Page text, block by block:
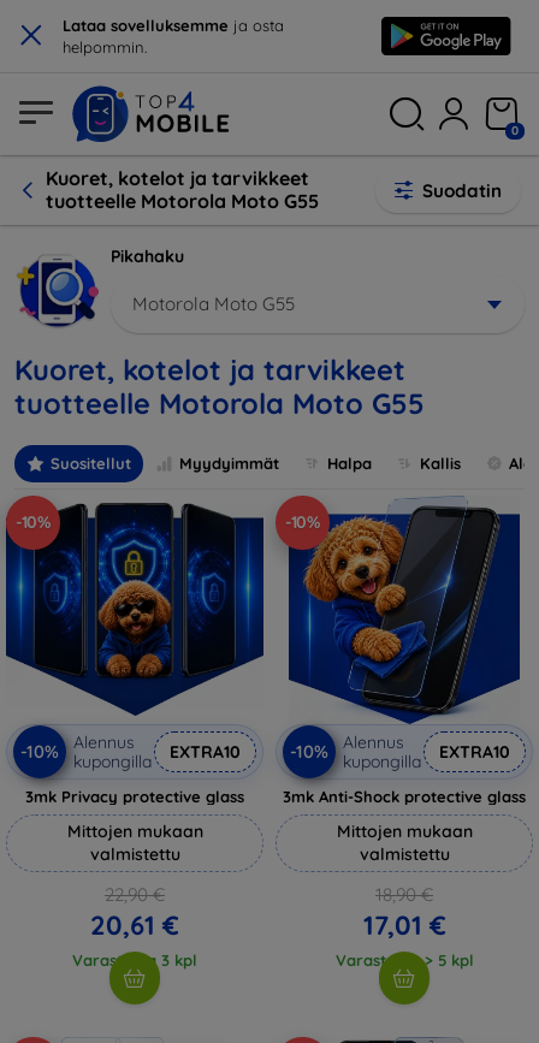
× Lataa sovelluksemme ja osta
helpommin.
0
Kuoret, kotelot ja tarvikkeet
tuotteelle Motorola Moto G55
Suodatin
Pikahaku
Motorola Moto G55
Kuoret, kotelot ja tarvikkeet
tuotteelle Motorola Moto G55
Suositellut Myydyimmät Halpa Kallis
-10%
-10%
Alennus
kupongilla
EXTRA10
3mk Privacy protective glass
Mittojen mukaan
valmistettu
22,90 €
20,61 €
Varastossa 3 kpl
-10%
-10%
Alennus
kupongilla
EXTRA10
3mk Anti-Shock protective glass
Mittojen mukaan
valmistettu
18,90 €
17,01 €
Varastossa > 5 kpl